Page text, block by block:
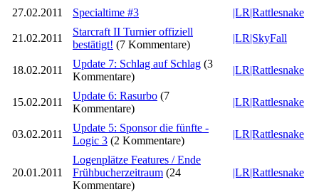
27.02.2011 Specialtime #3 |LR|Rattlesnake
21.02.2011
Starcraft II Turnier offiziell
bestätigt! (7 Kommentare)
|LR|SkyFall
18.02.2011
Update 7: Schlag auf Schlag (3
Kommentare)
|LR|Rattlesnake
15.02.2011
Update 6: Rasurbo (7
Kommentare)
|LR|Rattlesnake
03.02.2011
Update 5: Sponsor die fünfte -
Logic 3 (2 Kommentare)
|LR|Rattlesnake
20.01.2011
Logenplätze Features / Ende
Frühbucherzeitraum (24
Kommentare)
|LR|Rattlesnake